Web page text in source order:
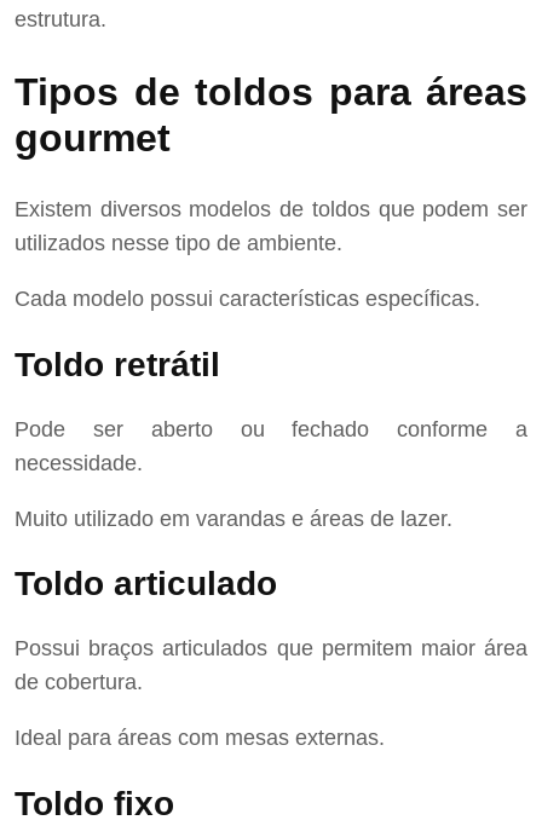
estrutura.
Tipos de toldos para áreas
gourmet
Existem diversos modelos de toldos que podem ser
utilizados nesse tipo de ambiente.
Cada modelo possui características específicas.
Toldo retrátil
Pode ser aberto ou fechado conforme a
necessidade.
Muito utilizado em varandas e áreas de lazer.
Toldo articulado
Possui braços articulados que permitem maior área
de cobertura.
Ideal para áreas com mesas externas.
Toldo fixo